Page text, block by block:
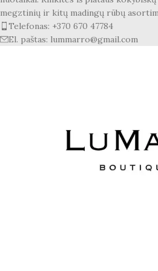
megztinių ir kitų madingų rūbų
Telefonas: +370 670 47784
El. paštas: lummarro@gmail.com